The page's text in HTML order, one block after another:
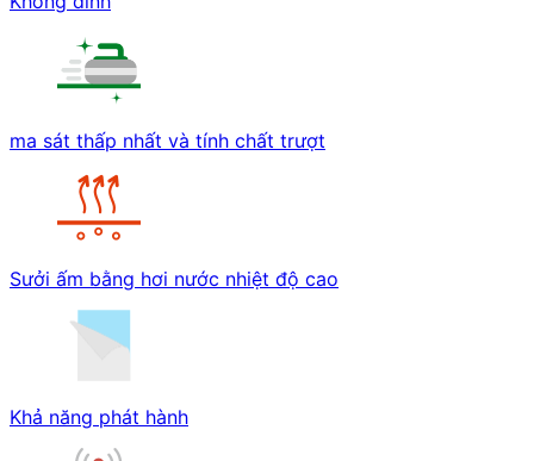
ma sát thấp nhất và tính chất trượt
Sưởi ấm bằng hơi nước nhiệt độ cao
Khả năng phát hành